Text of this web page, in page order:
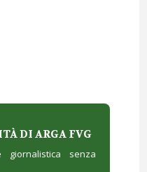
DI ARGA FVG
giornalistica senza